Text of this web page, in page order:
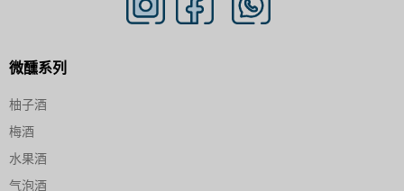
微醺系列
柚子酒
梅酒
水果酒
气泡酒